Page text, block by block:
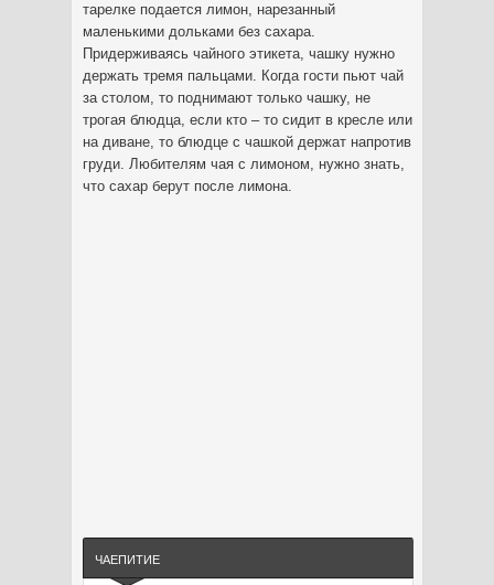
тарелке подается лимон, нарезанный
маленькими дольками без сахара.
Придерживаясь чайного этикета, чашку нужно
держать тремя пальцами. Когда гости пьют чай
за столом, то поднимают только чашку, не
трогая блюдца, если кто – то сидит в кресле или
на диване, то блюдце с чашкой держат напротив
груди. Любителям чая с лимоном, нужно знать,
что сахар берут после лимона.
ЧАЕПИТИЕ